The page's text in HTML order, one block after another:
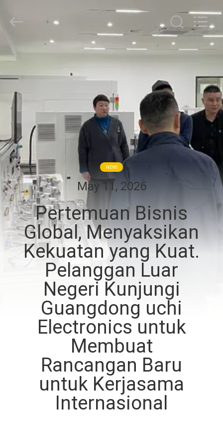
RUMAH
PRODUK
PERTUNJUKAN
VR
TENTANG
KAMI
TUR
PABRIK
KONTROL
KUALITAS
HUBUNGI
BERITA
PERMINTAAN
PENAWARAN
Electronics
Co.,Ltd.
NEWS
May 11, 2026
Pertemuan Bisnis
Global, Menyaksikan
Kekuatan yang Kuat.
Pelanggan Luar
Negeri Kunjungi
Guangdong uchi
Electronics untuk
Membuat
Rancangan Baru
untuk Kerjasama
Internasional